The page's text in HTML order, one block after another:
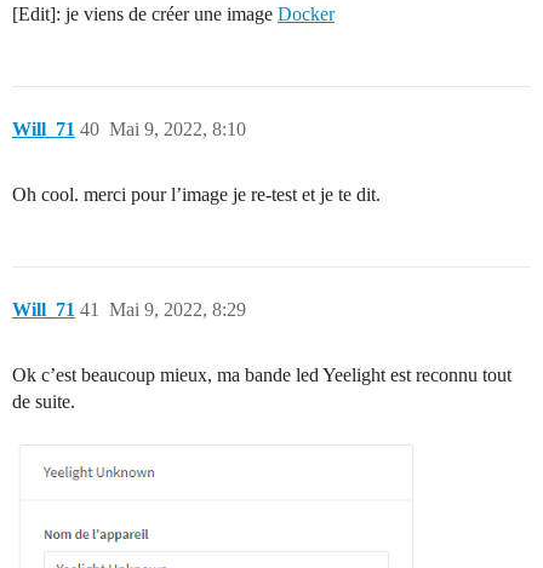
[Edit]: je viens de créer une image Docker
Will_71 Mai 9, 2022, 8:10
40
Oh cool. merci pour l’image je re-test et je te dit.
Will_71 Mai 9, 2022, 8:29
41
Ok c’est beaucoup mieux, ma bande led Yeelight est reconnu tout
de suite.